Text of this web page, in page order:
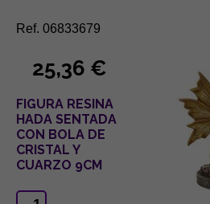
Ref. 06833679
25,36 €
FIGURA RESINA
HADA SENTADA
CON BOLA DE
CRISTAL Y
CUARZO 9CM